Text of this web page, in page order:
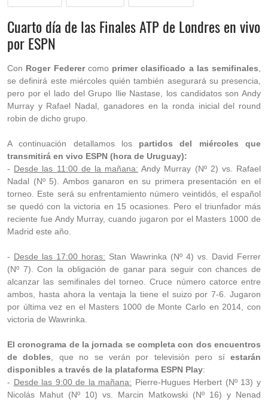
Cuarto día de las Finales ATP de Londres en vivo
por ESPN
Con Roger Federercomo primer clasificado a las semifinales
se definirá este miércoles quién también asegurará su presencia,
pero por el lado del Grupo Ilie Nastase, los candidatos son Andy
Murray y Rafael Nadal, ganadores en la ronda inicial del round
robin de dicho grupo.
A continuación detallamos los partidos del miércoles que
transmitirá en vivo ESPN (hora de Uruguay):
- Desde las 11:00 de la mañana: Andy Murray (Nº 2) vs. Rafael
Nadal (Nº 5). Ambos ganaron en su primera presentación en el
torneo. Este será su enfrentamiento número veintidós, el español
se quedó con la victoria en 15 ocasiones. Pero el triunfador más
reciente fue Andy Murray, cuando jugaron por el Masters 1000 de
Madrid este año.
- Desde las 17:00 horas: Stan Wawrinka (Nº 4) vs. David Ferrer
(Nº 7). Con la obligación de ganar para seguir con chances de
alcanzar las semifinales del torneo. Cruce número catorce entre
ambos, hasta ahora la ventaja la tiene el suizo por 7-6. Jugaron
por última vez en el Masters 1000 de Monte Carlo en 2014, con
victoria de Wawrinka.
El cronograma de la jornada se completa con dos encuentros
de dobles , que no se verán por televisión pero síestarán
disponibles a través de la plataforma ESPN Play:
- Desde las 9:00 de la mañana: Pierre-Hugues Herbert (Nº 13) y
Nicolás Mahut (Nº 10) vs. Marcin Matkowski (Nº 16) y Nenad